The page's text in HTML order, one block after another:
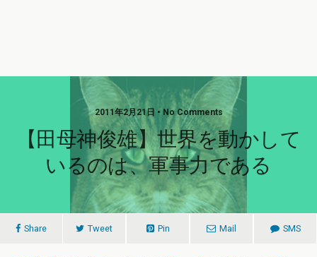
2011年2月21日 • No Comments
【田母神俊雄】世界を動かして
いるのは、軍事力である
Share Tweet Pin Mail SMS